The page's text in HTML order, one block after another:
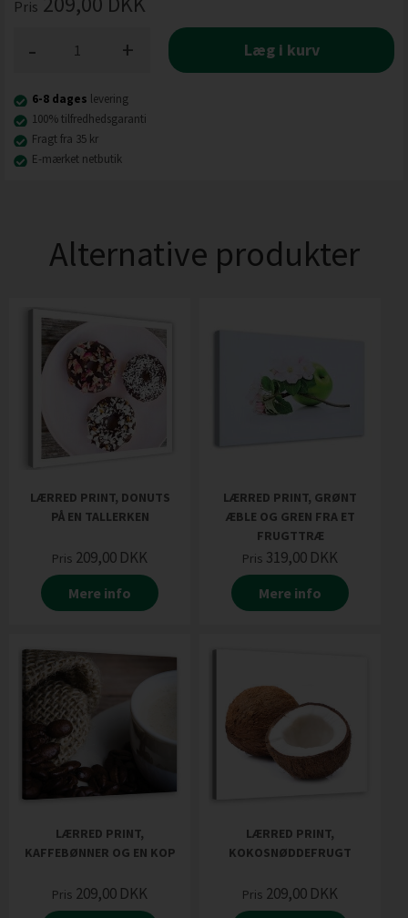
Pris
+
- Læg i kurv
6-8 dages levering
100% tilfredhedsgaranti
Fragt fra 35 kr
E-mærket netbutik
Alternative produkter
LÆRRED PRINT, DONUTS
PÅ EN TALLERKEN
Pris 209,00 DKK
Mere info
LÆRRED PRINT, GRØNT
ÆBLE OG GREN FRA ET
FRUGTTRÆ
Pris 319,00 DKK
Mere info
LÆRRED PRINT,
KAFFEBØNNER OG EN KOP
Pris 209,00 DKK
LÆRRED PRINT,
KOKOSNØDDEFRUGT
Pris 209,00 DKK